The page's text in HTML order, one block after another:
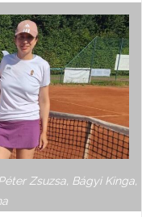
Zsuzsa, Bágyi Kinga,